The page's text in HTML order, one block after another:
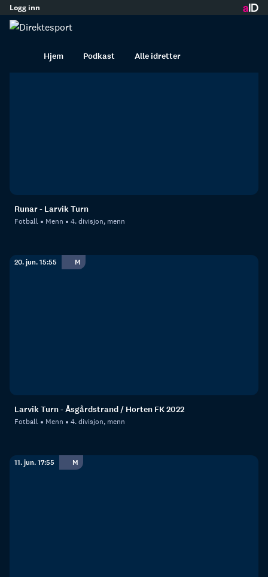
innhold
Logg inn
Hjem Podkast Alle idretter
Larvik Turn i opptak
25. jun. 19:25
Runar - Larvik Turn
Fotball Menn 4. divisjon, menn
20. jun. 15:55 M
Larvik Turn - Åsgårdstrand / Horten FK 2022
Fotball Menn 4. divisjon, menn
11. jun. 17:55 M